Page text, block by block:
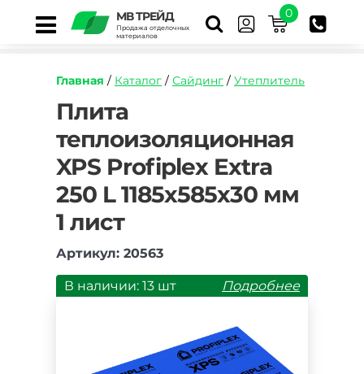
МВ ТРЕЙД
Продажа отделочных
материалов
0
Главная / Каталог / Сайдинг / Утеплитель
https://mvtrade.ru/images/id/normal/plita-
teploizolyaczionnaya-
xps-
profiplex-
extra-
250-
l-
1185kh585kh30-
mm-
1-
list.jpg
Плита
теплоизоляционная
XPS Profiplex Extra
250 L 1185х585х30 мм
1 лист
Артикул: 20563
В наличии: 13 шт Подробнее